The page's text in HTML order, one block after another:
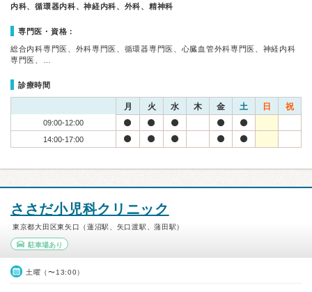
内科、循環器内科、神経内科、外科、精神科
専門医・資格：
総合内科専門医、外科専門医、循環器専門医、心臓血管外科専門医、神経内科
専門医、…
診療時間
月 火 水 木 金 土 日 祝
09:00-12:00
14:00-17:00
ささだ小児科クリニック
東京都大田区東矢口（蓮沼駅、矢口渡駅、蒲田駅）
駐車場あり
土曜（〜13:00）